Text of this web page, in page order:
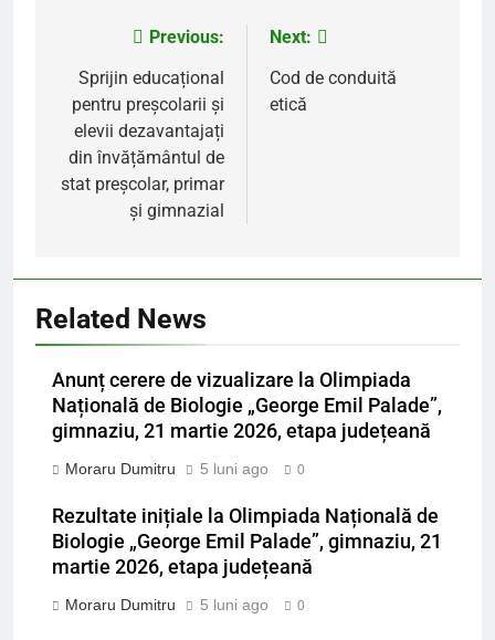
Navigare
articole
Previous:
Sprijin educațional
pentru preșcolarii și
elevii dezavantajați
din învățământul de
stat preșcolar, primar
și gimnazial
Next:
Cod de conduită
etică
Related News
Anunț cerere de vizualizare la Olimpiada
Națională de Biologie „George Emil Palade”,
gimnaziu, 21 martie 2026, etapa județeană
Moraru Dumitru 5 luni ago 0
Rezultate inițiale la Olimpiada Națională de
Biologie „George Emil Palade”, gimnaziu, 21
martie 2026, etapa județeană
Moraru Dumitru 5 luni ago 0